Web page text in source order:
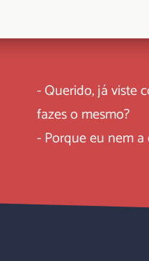
- Querido, já viste
fazes o mesmo?
- Porque eu nem